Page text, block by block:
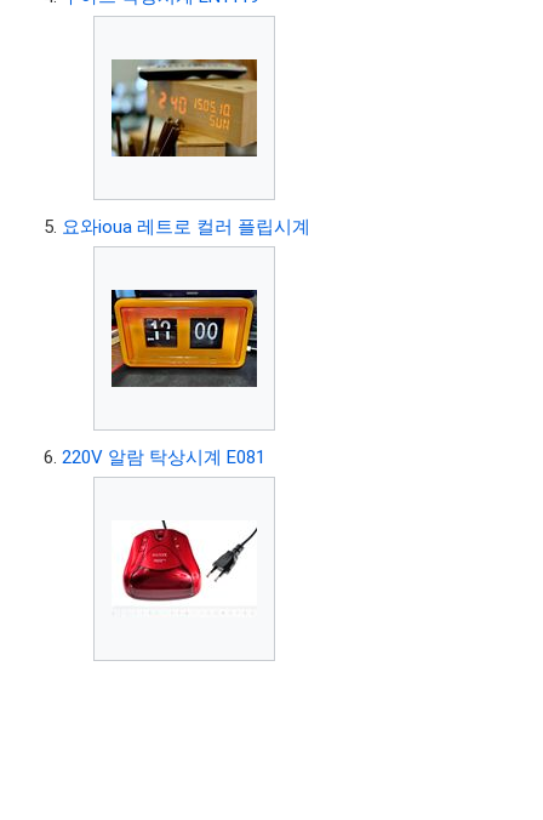
요와ioua 레트로 컬러 플립시계
220V 알람 탁상시계 E081